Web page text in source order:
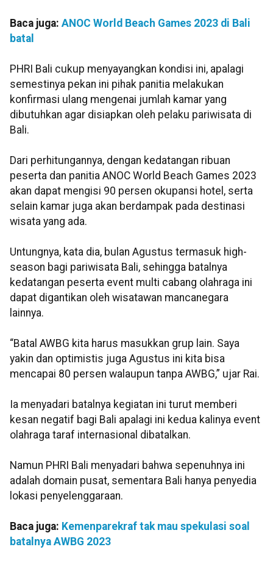
Baca juga: ANOC World Beach Games 2023 di Bali
batal
PHRI Bali cukup menyayangkan kondisi ini, apalagi
semestinya pekan ini pihak panitia melakukan
konfirmasi ulang mengenai jumlah kamar yang
dibutuhkan agar disiapkan oleh pelaku pariwisata di
Bali.
Dari perhitungannya, dengan kedatangan ribuan
peserta dan panitia ANOC World Beach Games 2023
akan dapat mengisi 90 persen okupansi hotel, serta
selain kamar juga akan berdampak pada destinasi
wisata yang ada.
Untungnya, kata dia, bulan Agustus termasuk high-
season bagi pariwisata Bali, sehingga batalnya
kedatangan peserta event multi cabang olahraga ini
dapat digantikan oleh wisatawan mancanegara
lainnya.
“Batal AWBG kita harus masukkan grup lain. Saya
yakin dan optimistis juga Agustus ini kita bisa
mencapai 80 persen walaupun tanpa AWBG,” ujar Rai.
Ia menyadari batalnya kegiatan ini turut memberi
kesan negatif bagi Bali apalagi ini kedua kalinya event
olahraga taraf internasional dibatalkan.
Namun PHRI Bali menyadari bahwa sepenuhnya ini
adalah domain pusat, sementara Bali hanya penyedia
lokasi penyelenggaraan.
Baca juga: Kemenparekraf tak mau spekulasi soal
batalnya AWBG 2023